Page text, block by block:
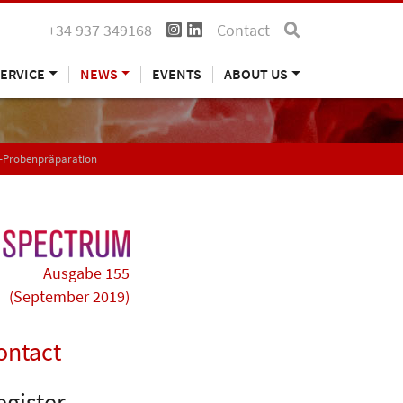
+34 937 349168 Contact
NEWS EVENTS ABOUT US
Probenpräparation
Ausgabe 155
(September 2019)